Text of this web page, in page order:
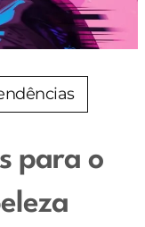
para o